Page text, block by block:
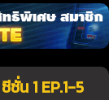
น 1 EP.1-5